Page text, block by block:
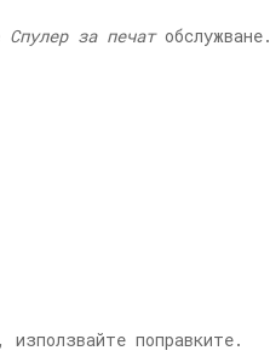
Спулер за печатобслужване.
поправките.